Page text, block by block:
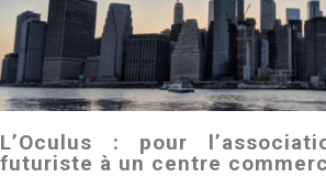
L’Oculus : pour
futuriste à un centre